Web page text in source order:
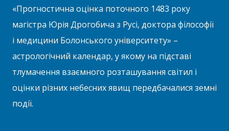
«Прогностична оцінка поточного 1483 року
магістра Юрія Дрогобича з Русі, доктора філософії
і медицини Болонського університету» –
астрологічний календар, у якому на підставі
тлумачення взаємного розташування світил і
оцінки різних небесних явищ передбачалися земні
події.